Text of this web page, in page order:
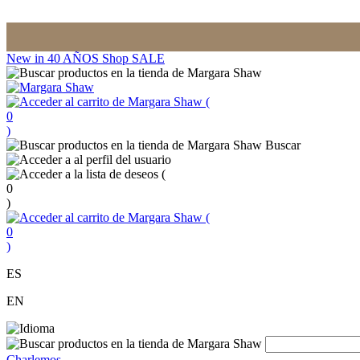
New in 40 AÑOS Shop SALE
(
0
)
Buscar
(
0
)
(
0
)
ES
EN